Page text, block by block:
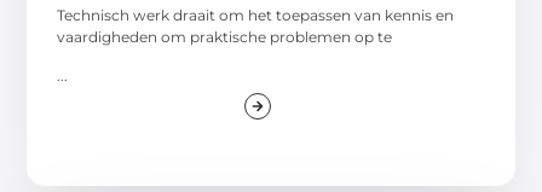
Technisch werk draait om het toepassen van kennis en
vaardigheden om praktische problemen op te
...